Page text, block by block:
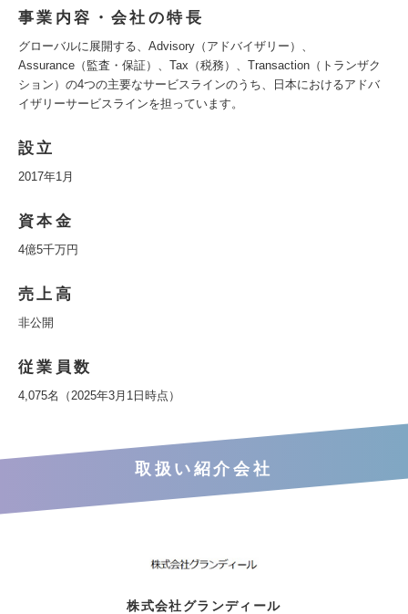
事業内容・会社の特長
グローバルに展開する、Advisory（アドバイザリー）、
Assurance（監査・保証）、Tax（税務）、Transaction（トランザク
ション）の4つの主要なサービスラインのうち、日本におけるアドバ
イザリーサービスラインを担っています。
設立
2017年1月
資本金
4億5千万円
売上高
非公開
従業員数
4,075名（2025年3月1日時点）
取扱い紹介会社
株式会社グランディール